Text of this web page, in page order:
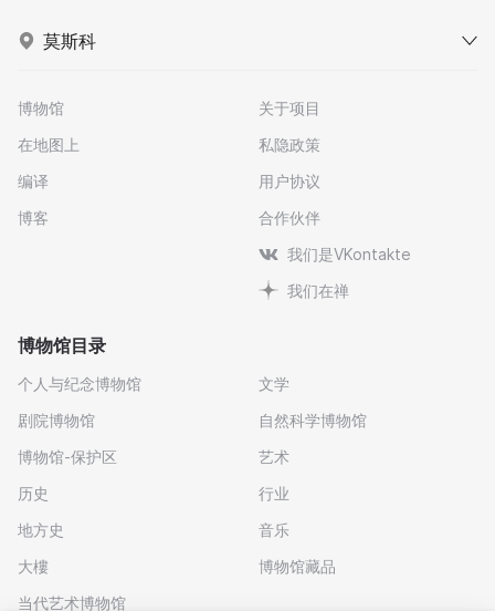
莫斯科
博物馆
在地图上
编译
博客
关于项目
私隐政策
用户协议
合作伙伴
我们是VKontakte
我们在禅
博物馆目录
个人与纪念博物馆
剧院博物馆
博物馆-保护区
历史
地方史
大樓
当代艺术博物馆
文学
自然科学博物馆
艺术
行业
音乐
博物馆藏品